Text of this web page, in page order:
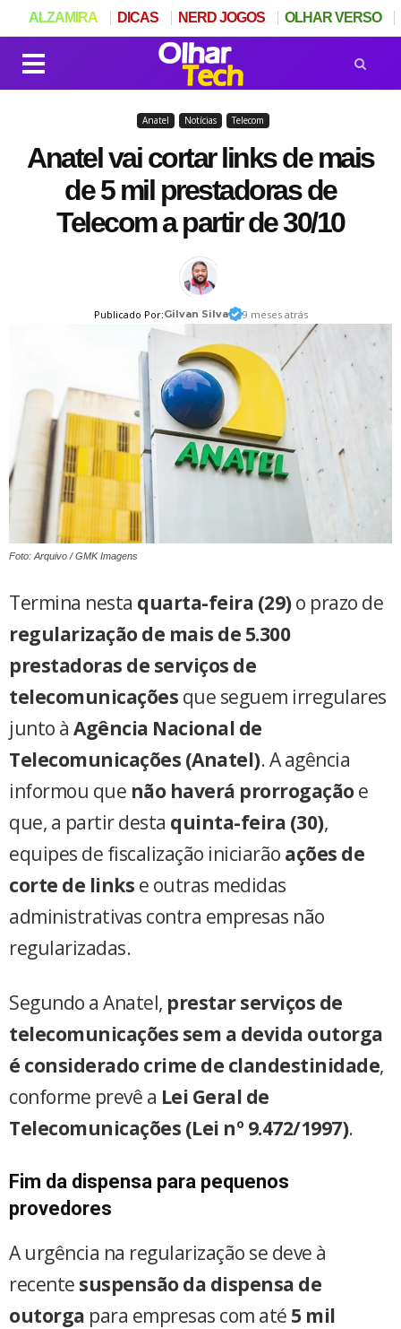
Anatel Notícias Telecom
Anatel vai cortar links de mais
de 5 mil prestadoras de
Telecom a partir de 30/10
Publicado Por:Gilvan Silva 9 meses atrás
Foto: Arquivo / GMK Imagens
Termina nesta quarta-feira (29)o prazo de
regularização de mais de 5.300
prestadoras de serviços de
telecomunicações que seguem irregulares
junto à Agência Nacional de
Telecomunicações (Anatel). A agência
informou que não haverá prorrogaçãoe
que, a partir desta quinta-feira (30),
equipes de fiscalização iniciarão ações de
corte de links e outras medidas
administrativas contra empresas não
regularizadas.
Segundo a Anatel, prestar serviços de
telecomunicações sem a devida outorga
é considerado crime de clandestinidade,
conforme prevê a Lei Geral de
Telecomunicações (Lei nº 9.472/1997).
Fim da dispensa para pequenos
provedores
A urgência na regularização se deve à
recente suspensão da dispensa de
outorga para empresas com até 5 mil
ALZAMIRA DICAS NERD JOGOS OLHAR VERSO